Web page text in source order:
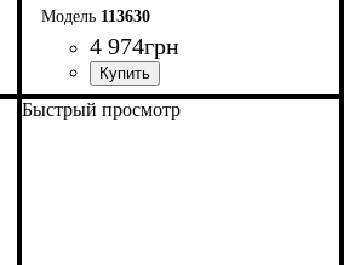
113630
4 974грн
Быстрый просмотр